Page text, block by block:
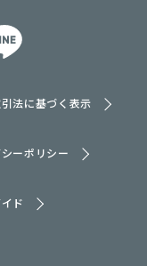
法に基づく表示
ーポリシー
ド